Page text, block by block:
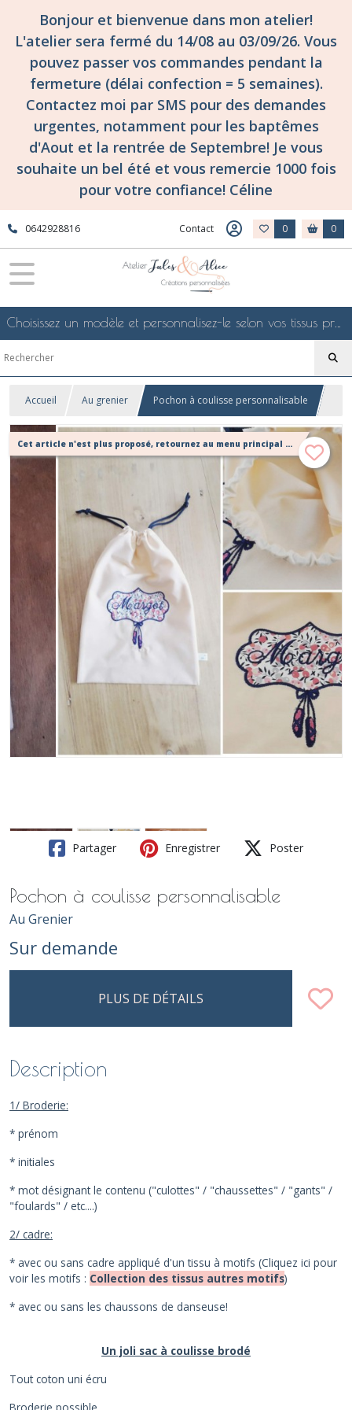
Bonjour et bienvenue dans mon atelier!
L'atelier sera fermé du 14/08 au 03/09/26. Vous
pouvez passer vos commandes pendant la
fermeture (délai confection = 5 semaines).
Contactez moi par SMS pour des demandes
urgentes, notamment pour les baptêmes
d'Aout et la rentrée de Septembre! Je vous
souhaite un bel été et vous remercie 1000 fois
pour votre confiance! Céline
0642928816 Contact 0 0
Choisissez un modèle et personnalisez-le selon vos tissus préférés de mes collections en ligne, je le confectionnerai selon vos souhaits
Accueil Au grenier Pochon à coulisse personnalisable
Cet article n'est plus proposé, retournez au menu principal ou contactez moi!
Partager Enregistrer Poster
Pochon à coulisse personnalisable
Au Grenier
Sur demande
PLUS DE DÉTAILS
Description
1/ Broderie:
* prénom
* initiales
* mot désignant le contenu ("culottes" / "chaussettes" / "gants" /
"foulards" / etc....)
2/ cadre:
* avec ou sans cadre appliqué d'un tissu à motifs (Cliquez ici pour
voir les motifs : Collection des tissus autres motifs)
* avec ou sans les chaussons de danseuse!
Un joli sac à coulisse brodé
Tout coton uni écru